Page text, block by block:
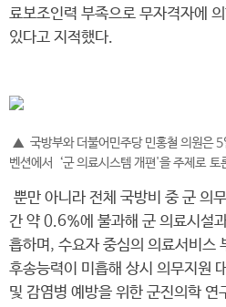
료보조인력 부족으로 무자격자에
있다고 지적했다.
▲ 국방부와 더불어민주당 민홍철 의원은 5
벤션에서 ‘군 의료시스템 개편'을 주제로
뿐만 아니라 전체 국방비 중 군 의
간 약 0.6%에 불과해 군 의료시설
흡하며, 수요자 중심의 의료서비스
후송능력이 미흡해 상시 의무지원
및 감염병 예방을 위한 군진의학